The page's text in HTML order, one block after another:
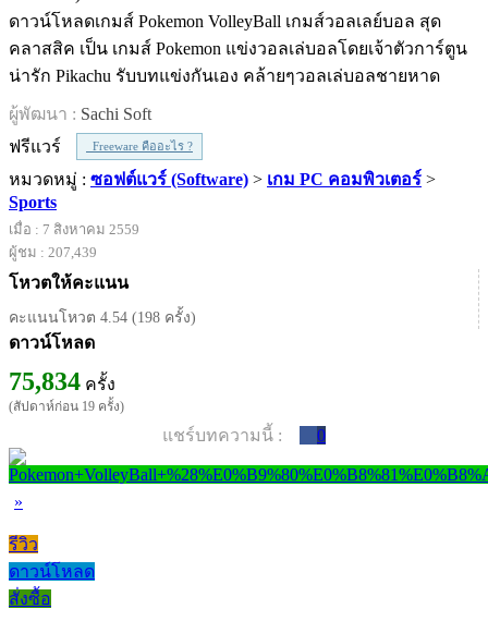
ดาวน์โหลดเกมส์ Pokemon VolleyBall เกมส์วอลเลย์บอล สุด
คลาสสิค เป็น เกมส์ Pokemon แข่งวอลเล่บอลโดยเจ้าตัวการ์ตูน
น่ารัก Pikachu รับบทแข่งกันเอง คล้ายๆวอลเล่บอลชายหาด
ผู้พัฒนา : Sachi Soft
ฟรีแวร์
Freeware คืออะไร ?
หมวดหมู่ : ซอฟต์แวร์ (Software) > เกม PC คอมพิวเตอร์ >
Sports
เมื่อ : 7 สิงหาคม 2559
ผู้ชม : 207,439
โหวตให้คะแนน
คะแนนโหวต 4.54 (198 ครั้ง)
ดาวน์โหลด
75,834 ครั้ง
(สัปดาห์ก่อน 19 ครั้ง)
แชร์บทความนี้ : 0
»
รีวิว
ดาวน์โหลด
สั่งซื้อ